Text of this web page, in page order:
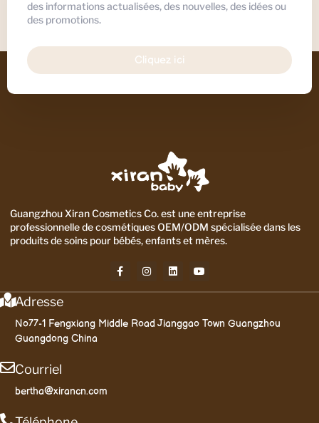
des informations actualisées, des nouvelles, des idées ou
des promotions.
Cliquez ici
Guangzhou Xiran Cosmetics Co. est une entreprise
professionnelle de cosmétiques OEM/ODM spécialisée dans les
produits de soins pour bébés, enfants et mères.
Adresse
No77-1 Fengxiang Middle Road Jianggao Town Guangzhou
Guangdong China
Courriel
bertha@xirancn.com